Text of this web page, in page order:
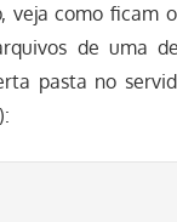
veja como ficam
de uma
pasta no